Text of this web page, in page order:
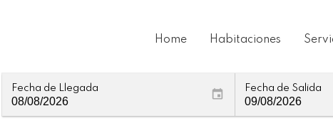
Home Habitaciones
Fecha de Llegada Fecha de Salida